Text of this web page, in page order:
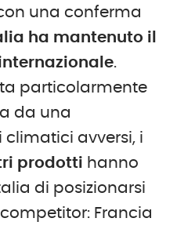
una conferma
ha mantenuto il
.
particolarmente
da una
avversi, i
prodotti hanno
di posizionarsi
Francia